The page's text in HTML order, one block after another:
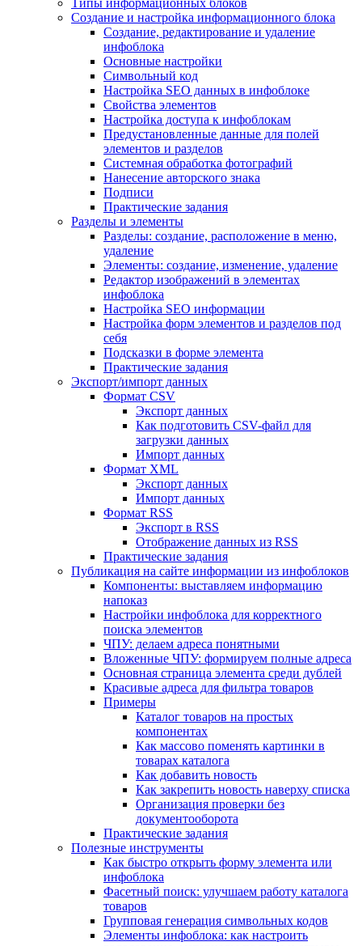
Типы информационных блоков
Создание и настройка информационного блока
Создание, редактирование и удаление
инфоблока
Основные настройки
Символьный код
Настройка SEO данных в инфоблоке
Свойства элементов
Настройка доступа к инфоблокам
Предустановленные данные для полей
элементов и разделов
Системная обработка фотографий
Нанесение авторского знака
Подписи
Практические задания
Разделы и элементы
Разделы: создание, расположение в меню,
удаление
Элементы: создание, изменение, удаление
Редактор изображений в элементах
инфоблока
Настройка SEO информации
Настройка форм элементов и разделов под
себя
Подсказки в форме элемента
Практические задания
Экспорт/импорт данных
Формат CSV
Экспорт данных
Как подготовить CSV-файл для
загрузки данных
Импорт данных
Формат XML
Экспорт данных
Импорт данных
Формат RSS
Экспорт в RSS
Отображение данных из RSS
Практические задания
Публикация на сайте информации из инфоблоков
Компоненты: выставляем информацию
напоказ
Настройки инфоблока для корректного
поиска элементов
ЧПУ: делаем адреса понятными
Вложенные ЧПУ: формируем полные адреса
Основная страница элемента среди дублей
Красивые адреса для фильтра товаров
Примеры
Каталог товаров на простых
компонентах
Как массово поменять картинки в
товарах каталога
Как добавить новость
Как закрепить новость наверху списка
Организация проверки без
документооборота
Практические задания
Полезные инструменты
Как быстро открыть форму элемента или
инфоблока
Фасетный поиск: улучшаем работу каталога
товаров
Групповая генерация символьных кодов
Элементы инфоблока: как настроить